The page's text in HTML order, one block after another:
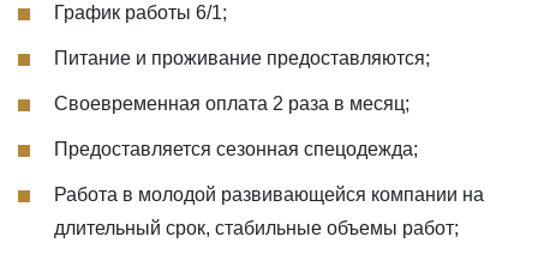
График работы 6/1;
Питание и проживание предоставляются;
Своевременная оплата 2 раза в месяц;
Предоставляется сезонная спецодежда;
Работа в молодой развивающейся компании на
длительный срок, стабильные объемы работ;